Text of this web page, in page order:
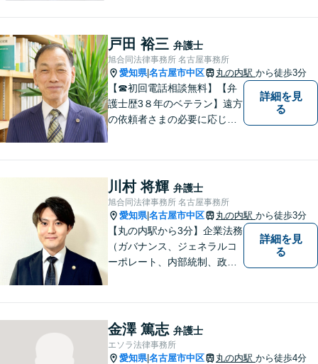
す。お困りごとがあれば、お
気軽にご相談を！【法テラス
可】
戸田 裕三 弁護士
旭合同法律事務所 名古屋事務所
愛知県|名古屋市中区 丸の内駅 から徒歩3分
【☎︎初回電話相談無料】【弁
護士歴3８年のベテラン】遠方
の依頼者さまの必要に応じて
っては分割払いにも対応させ
ていただいております【地下
鉄鶴舞線丸の内駅より徒歩５
分】
詳細を見
る
川村 将輝 弁護士
旭合同法律事務所 名古屋事務所
愛知県|名古屋市中区 丸の内駅 から徒歩3分
【丸の内駅から3分】企業法務
（ガバナンス、ジェネラルコ
ーポレート、内部統制、政策
ど。個人・法人問わず、初め
ての方でもまずはご相談下さ
い。【ビデオ面談・メール相
詳細を見
る
金澤 篤志 弁護士
エソラ法律事務所
愛知県|名古屋市中区 丸の内駅 から徒歩4分